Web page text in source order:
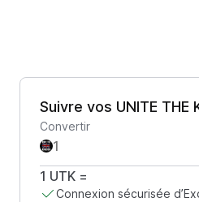
Suivre vos UNITE THE
Convertir
1 UTK =
Connexion sécurisée